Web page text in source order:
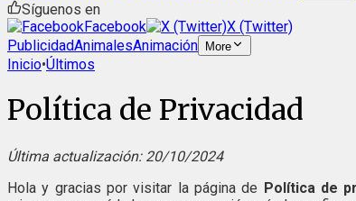
Síguenos en
Facebook
X (Twitter)
PublicidadAnimalesAnimación More
Inicio•Últimos
Política de Privacidad
Última actualización: 20/10/2024
Hola y gracias por visitar la página de Política de